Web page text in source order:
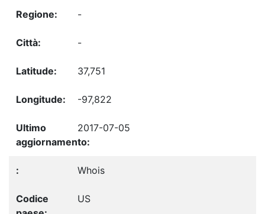
-
-
37,751
-97,822
2017-07-05
Whois
US